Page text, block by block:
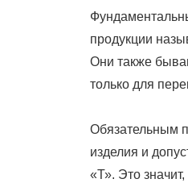
продукции
Они также
только для
Обязательным
изделия и
«Т». Это